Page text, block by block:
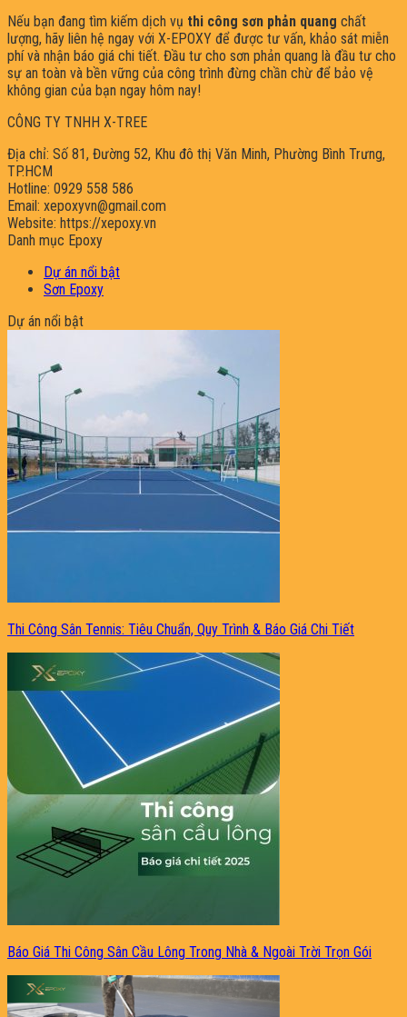
Nếu bạn đang tìm kiếm dịch vụ thi công sơn phản quang chất
lượng, hãy liên hệ ngay với X-EPOXY để được tư vấn, khảo sát miễn
phí và nhận báo giá chi tiết. Đầu tư cho sơn phản quang là đầu tư cho
sự an toàn và bền vững của công trình đừng chần chừ để bảo vệ
không gian của bạn ngay hôm nay!
CÔNG TY TNHH X-TREE
Địa chỉ: Số 81, Đường 52, Khu đô thị Văn Minh, Phường Bình Trưng,
TP.HCM
Hotline: 0929 558 586
Email: xepoxyvn@gmail.com
Website: https://xepoxy.vn
Danh mục Epoxy
Dự án nổi bật
Sơn Epoxy
Dự án nổi bật
Thi Công Sân Tennis: Tiêu Chuẩn, Quy Trình & Báo Giá Chi Tiết
Báo Giá Thi Công Sân Cầu Lông Trong Nhà & Ngoài Trời Trọn Gói